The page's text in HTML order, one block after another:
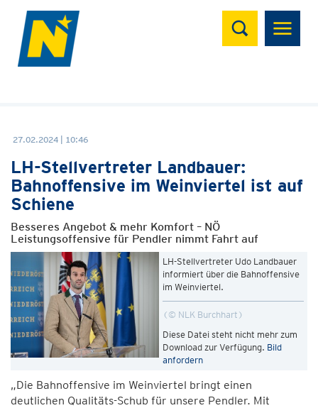
Suchen
27.02.2024 | 10:46
LH-Stellvertreter Landbauer:
Bahnoffensive im Weinviertel ist auf
Schiene
Besseres Angebot & mehr Komfort – NÖ
Leistungsoffensive für Pendler nimmt Fahrt auf
LH-Stellvertreter Udo Landbauer
informiert über die Bahnoffensive
im Weinviertel.
© NLK Burchhart
Diese Datei steht nicht mehr zum
Download zur Verfügung. Bild
anfordern
„Die Bahnoffensive im Weinviertel bringt einen
deutlichen Qualitäts-Schub für unsere Pendler. Mit